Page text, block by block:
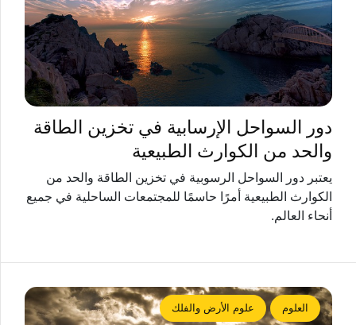
دور السواحل الإرسابية في تخزين الطاقة
والحد من الكوارث الطبيعية
يعتبر دور السواحل الرسوبية في تخزين الطاقة والحد من
الكوارث الطبيعية أمرًا حاسمًا للمجتمعات الساحلية في جميع
أنحاء العالم.
العلوم علوم الأرض والفلك